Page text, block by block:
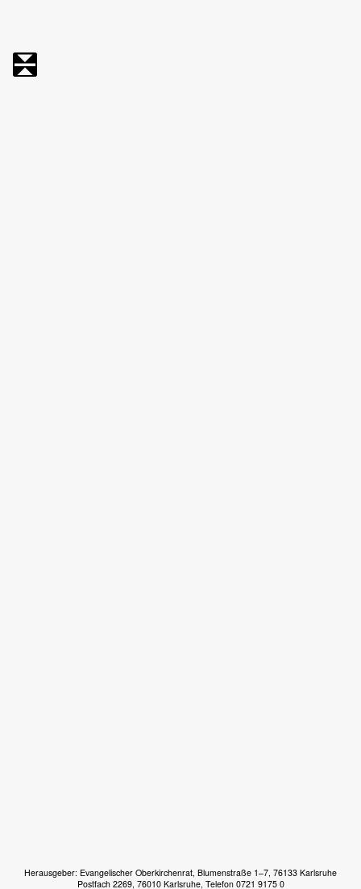
Herausgeber: Evangelischer Oberkirchenrat, Blumenstraße 1–7, 76133 Karlsruhe
Postfach 2269, 76010 Karlsruhe, Telefon 0721 9175 0